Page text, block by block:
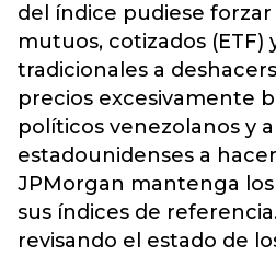
del índice pudiese
mutuos, cotizados (ETF)
tradicionales a
precios excesivamente
políticos venezolanos y
estadounidenses a
JPMorgan mantenga
sus índices de
revisando el estado de